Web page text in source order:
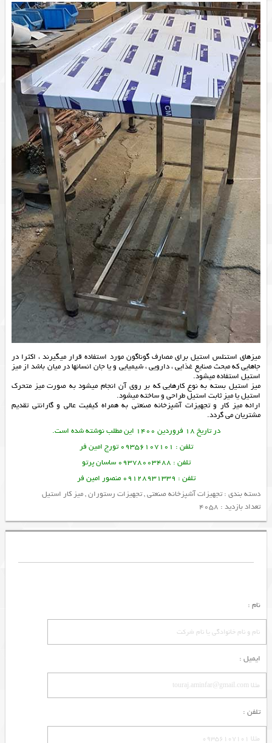
میزهای استنلس استیل برای مصارف گوناگون مورد استفاده قرار میگیرند ، اکثرا در
جاهایی که مبحث صنایع غذایی ، دارویی ، شیمیایی و یا جان انسانها در میان باشد از میز
استیل استفاده میشود.
میز استیل بسته به نوع کارهایی که بر روی آن انجام میشود به صورت میز متحرک
استیل یا میز ثابت استیل طراحی و ساخته میشود.
ارائهمیز کار وتجهیزات آشپزخانه صنعتی به همراه کیفیت عالی و گارانتی تقدیم
مشتریان می گردد.
در تاریخ 18 فروردین 1400 این مطلب نوشته شده است.
تلفن : 09356107101 تورج امین فر
تلفن : 09378003488 ساسان پرتو
تلفن : 09128931339 منصور امین فر
دسته بندی :تجهیزات آشپزخانه صنعتی,تجهیزات رستوران,میز کار استیل
تعداد بازدید : 4058
نام :
ایمیل :
تلفن :